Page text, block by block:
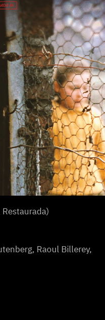
Raoul Billerey,